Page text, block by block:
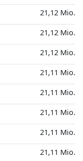
21,12 Mio.
21,12 Mio.
21,12 Mio.
21,11 Mio.
21,11 Mio.
21,11 Mio.
21,11 Mio.
21,11 Mio.